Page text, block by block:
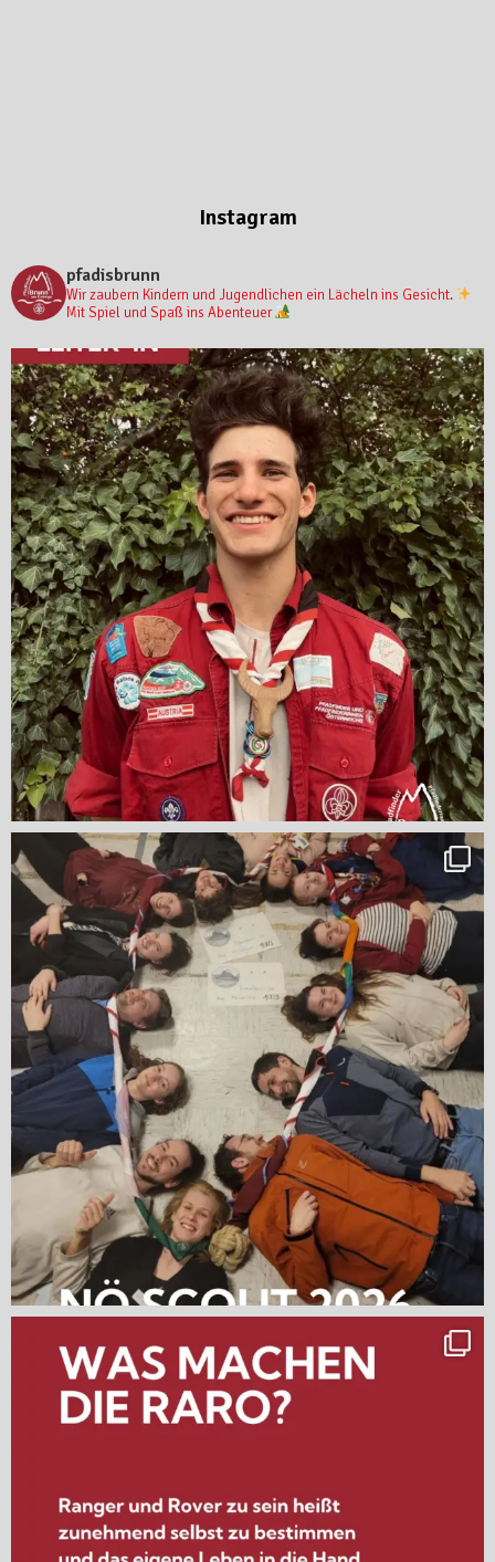
Instagram
pfadisbrunn
Wir zaubern Kindern und Jugendlichen ein Lächeln ins Gesicht.
Mit Spiel und Spaß ins Abenteuer